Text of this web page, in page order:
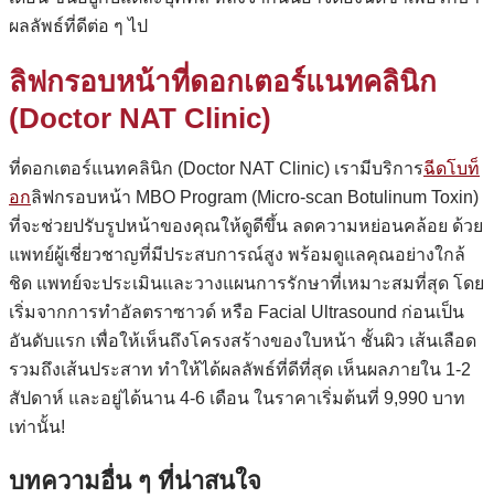
ผลลัพธ์ที่ดีต่อ ๆ ไป
ลิฟกรอบหน้าที่ดอกเตอร์แนทคลินิก
(Doctor NAT Clinic)
ที่ดอกเตอร์แนทคลินิก (Doctor NAT Clinic) เรามีบริการฉีดโบท็
อกลิฟกรอบหน้า MBO Program (Micro-scan Botulinum Toxin)
ที่จะช่วยปรับรูปหน้าของคุณให้ดูดีขึ้น ลดความหย่อนคล้อย ด้วย
แพทย์ผู้เชี่ยวชาญที่มีประสบการณ์สูง พร้อมดูแลคุณอย่างใกล้
ชิด แพทย์จะประเมินและวางแผนการรักษาที่เหมาะสมที่สุด โดย
เริ่มจากการทำอัลตราซาวด์ หรือ Facial Ultrasound ก่อนเป็น
อันดับแรก เพื่อให้เห็นถึงโครงสร้างของใบหน้า ชั้นผิว เส้นเลือด
รวมถึงเส้นประสาท ทำให้ได้ผลลัพธ์ที่ดีที่สุด เห็นผลภายใน 1-2
สัปดาห์ และอยู่ได้นาน 4-6 เดือน ในราคาเริ่มต้นที่ 9,990 บาท
เท่านั้น!
บทความอื่น ๆ ที่น่าสนใจ